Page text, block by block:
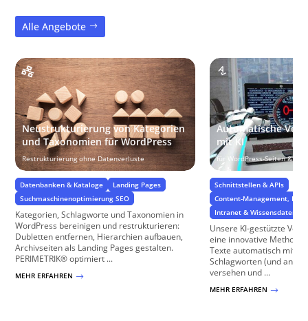
Alle Angebote
Neustrukturierung von Kategorien
und Taxonomien für WordPress
Restrukturierung ohne Datenverluste
Datenbanken & Kataloge
Landing Pages
Suchmaschinenoptimierung SEO
Kategorien, Schlagworte und Taxonomien in
WordPress bereinigen und restrukturieren:
Dubletten entfernen, Hierarchien aufbauen,
Archivseiten als Landing Pages gestalten.
PERIMETRIK® optimiert ...
MEHR ERFAHREN $
Automatische
mit KI
für WordPress-Seiten &
Schnittstellen & APIs
Content-Management,
Intranet &
Unsere KI-gestützte
eine innovative
Texte automatisch mit
Schlagworten (und
versehen und ...
MEHR ERFAHREN $